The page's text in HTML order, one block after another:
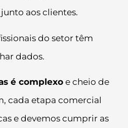
aos clientes.
do setor têm
dados.
é complexo e cheio de
cada etapa comercial
e devemos cumprir as